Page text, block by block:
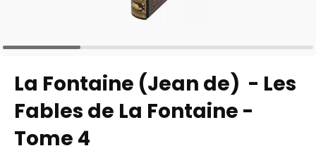
La Fontaine (Jean de) - Les
Fables de La Fontaine -
Tome 4